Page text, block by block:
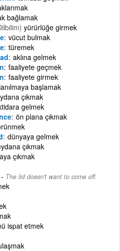
bağlamak
yürürlüğe girmek
vücut bulmak
türemek
aklına gelmek
faaliyete geçmek
faaliyete girmek
başlamak
çıkmak
gelmek
ön plana çıkmak
dünyaya gelmek
çıkmak
çıkmak
- The lid doesn't want to come off.
ispat etmek